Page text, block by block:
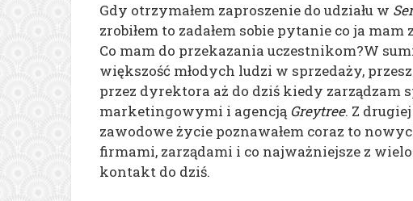
Gdy otrzymałem zaproszenie do udziału w
zrobiłem to zadałem sobie pytanie co ja
Co mam do przekazania uczestnikom?W
większość młodych ludzi w sprzedaży,
przez dyrektora aż do dziś kiedy
marketingowymi i agencją Greytree. Z
zawodowe życie poznawałem coraz to
firmami, zarządami i co najważniejsze z
kontakt do dziś.